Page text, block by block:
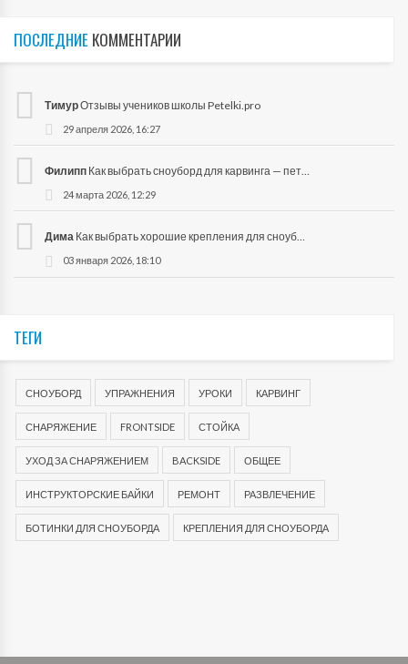
ПОСЛЕДНИЕ КОММЕНТАРИИ
ТимурОтзывы учеников школы Petelki.pro
29 апреля 2026, 16:27
Филипп Как выбрать сноуборд для карвинга — петелинга?
24 марта 2026, 12:29
Дима Как выбрать хорошие крепления для сноуборда?
03 января 2026, 18:10
ТЕГИ
СНОУБОРД УПРАЖНЕНИЯ УРОКИ КАРВИНГ
СНАРЯЖЕНИЕ FRONTSIDE СТОЙКА
УХОД ЗА СНАРЯЖЕНИЕМ BACKSIDE ОБЩЕЕ
ИНСТРУКТОРСКИЕ БАЙКИ РЕМОНТ РАЗВЛЕЧЕНИЕ
БОТИНКИ ДЛЯ СНОУБОРДА КРЕПЛЕНИЯ ДЛЯ СНОУБОРДА